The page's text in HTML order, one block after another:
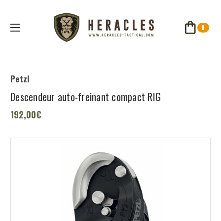
0
Petzl
Descendeur auto-freinant compact RIG
192,00€